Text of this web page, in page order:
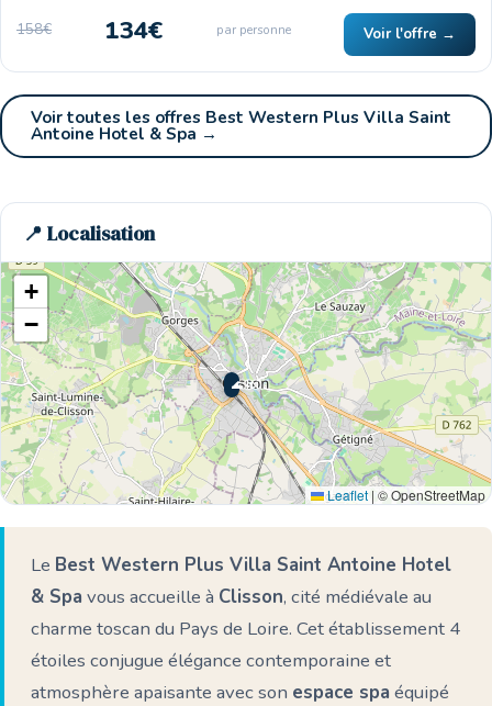
158€ 134€ par personne Voir l'offre →
Voir toutes les offres Best Western Plus Villa Saint
Antoine Hotel & Spa →
📍 Localisation
🌊 Ici
+
−
Leaflet | © OpenStreetMap
Le Best Western Plus Villa Saint Antoine Hotel
& Spa vous accueille à Clisson, cité médiévale au
charme toscan du Pays de Loire. Cet établissement 4
étoiles conjugue élégance contemporaine et
atmosphère apaisante avec son espace spa équipé